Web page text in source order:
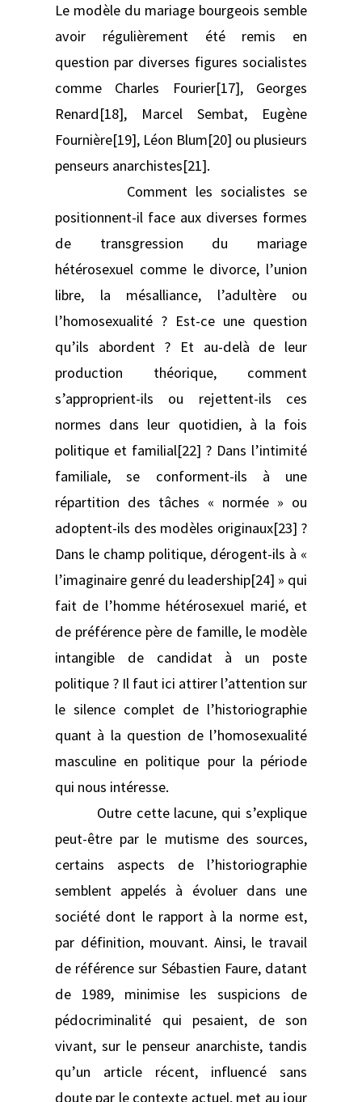
Le modèle du mariage bourgeois semble
avoir régulièrement été remis en
question par diverses figures socialistes
comme Charles Fourier[17], Georges
Renard[18], Marcel Sembat, Eugène
Fournière[19], Léon Blum[20] ou plusieurs
penseurs anarchistes[21].
Comment les socialistes se
positionnent-il face aux diverses formes
de transgression du mariage
hétérosexuel comme le divorce, l’union
libre, la mésalliance, l’adultère ou
l’homosexualité ? Est-ce une question
qu’ils abordent ? Et au-delà de leur
production théorique, comment
s’approprient-ils ou rejettent-ils ces
normes dans leur quotidien, à la fois
politique et familial[22] ? Dans l’intimité
familiale, se conforment-ils à une
répartition des tâches « normée » ou
adoptent-ils des modèles originaux[23] ?
Dans le champ politique, dérogent-ils à «
l’imaginaire genré du leadership[24] » qui
fait de l’homme hétérosexuel marié, et
de préférence père de famille, le modèle
intangible de candidat à un poste
politique ? Il faut ici attirer l’attention sur
le silence complet de l’historiographie
quant à la question de l’homosexualité
masculine en politique pour la période
qui nous intéresse.
Outre cette lacune, qui s’explique
peut-être par le mutisme des sources,
certains aspects de l’historiographie
semblent appelés à évoluer dans une
société dont le rapport à la norme est,
par définition, mouvant. Ainsi, le travail
de référence sur Sébastien Faure, datant
de 1989, minimise les suspicions de
pédocriminalité qui pesaient, de son
vivant, sur le penseur anarchiste, tandis
qu’un article récent, influencé sans
doute par le contexte actuel, met au jour